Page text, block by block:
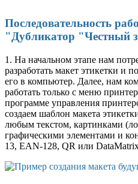
Последовательность
"Дубликатор "Честный
1. На начальном этапе нам
разработать макет этикетки и
его в компьютер. Далее, нам
работать только с меню
программе управления
создаем шаблон макета
любым текстом, картинками
графическими элементами и
13, EAN-128, QR или